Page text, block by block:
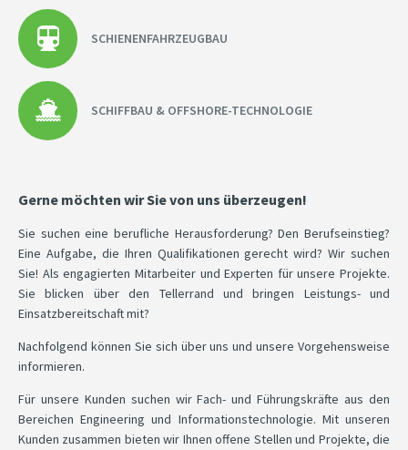
SCHIENENFAHRZEUGBAU
SCHIFFBAU & OFFSHORE-TECHNOLOGIE
Gerne möchten wir Sie von uns überzeugen!
Sie suchen eine berufliche Herausforderung? Den Berufseinstieg?
Eine Aufgabe, die Ihren Qualifikationen gerecht wird? Wir suchen
Sie! Als engagierten Mitarbeiter und Experten für unsere Projekte.
Sie blicken über den Tellerrand und bringen Leistungs- und
Einsatzbereitschaft mit?
Nachfolgend können Sie sich über uns und unsere Vorgehensweise
informieren.
Für unsere Kunden suchen wir Fach- und Führungskräfte aus den
Bereichen Engineering und Informationstechnologie. Mit unseren
Kunden zusammen bieten wir Ihnen offene Stellen und Projekte, die